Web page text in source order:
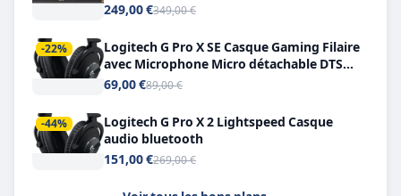
249,00 €349,00 €
-22%
Logitech G Pro X SE Casque Gaming Filaire
avec Microphone Micro détachable DTS
Headphone X 7.1
69,00 €89,00 €
-44%
Logitech G Pro X 2 Lightspeed Casque
audio bluetooth
151,00 €269,00 €